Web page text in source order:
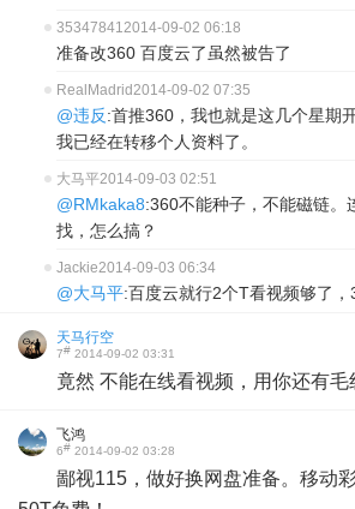
353478412014-09-02 06:18
准备改360 百度云了虽然被告了
RealMadrid2014-09-02 07:35
@违反:首推360，我也就是这几个星期
我已经在转移个人资料了。
大马平2014-09-03 02:51
@RMkaka8:360不能种子，不能磁链。
找，怎么搞？
Jackie2014-09-03 06:34
@大马平:百度云就行2个T看视频够了
天马行空
7# 2014-09-02 03:31
竟然 不能在线看视频，用你还有毛
飞鸿
6# 2014-09-02 03:28
鄙视115，做好换网盘准备。移动